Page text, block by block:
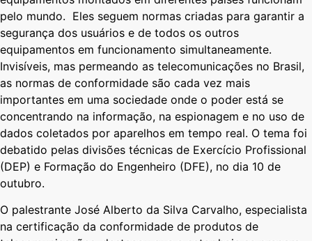
pelo mundo. Eles seguem normas criadas para garantir a
segurança dos usuários e de todos os outros
equipamentos em funcionamento simultaneamente.
Invisíveis, mas permeando as telecomunicações no Brasil,
as normas de conformidade são cada vez mais
importantes em uma sociedade onde o poder está se
concentrando na informação, na espionagem e no uso de
dados coletados por aparelhos em tempo real. O tema foi
debatido pelas divisões técnicas de Exercício Profissional
(DEP) e Formação do Engenheiro (DFE), no dia 10 de
outubro.
O palestrante José Alberto da Silva Carvalho, especialista
na certificação da conformidade de produtos de